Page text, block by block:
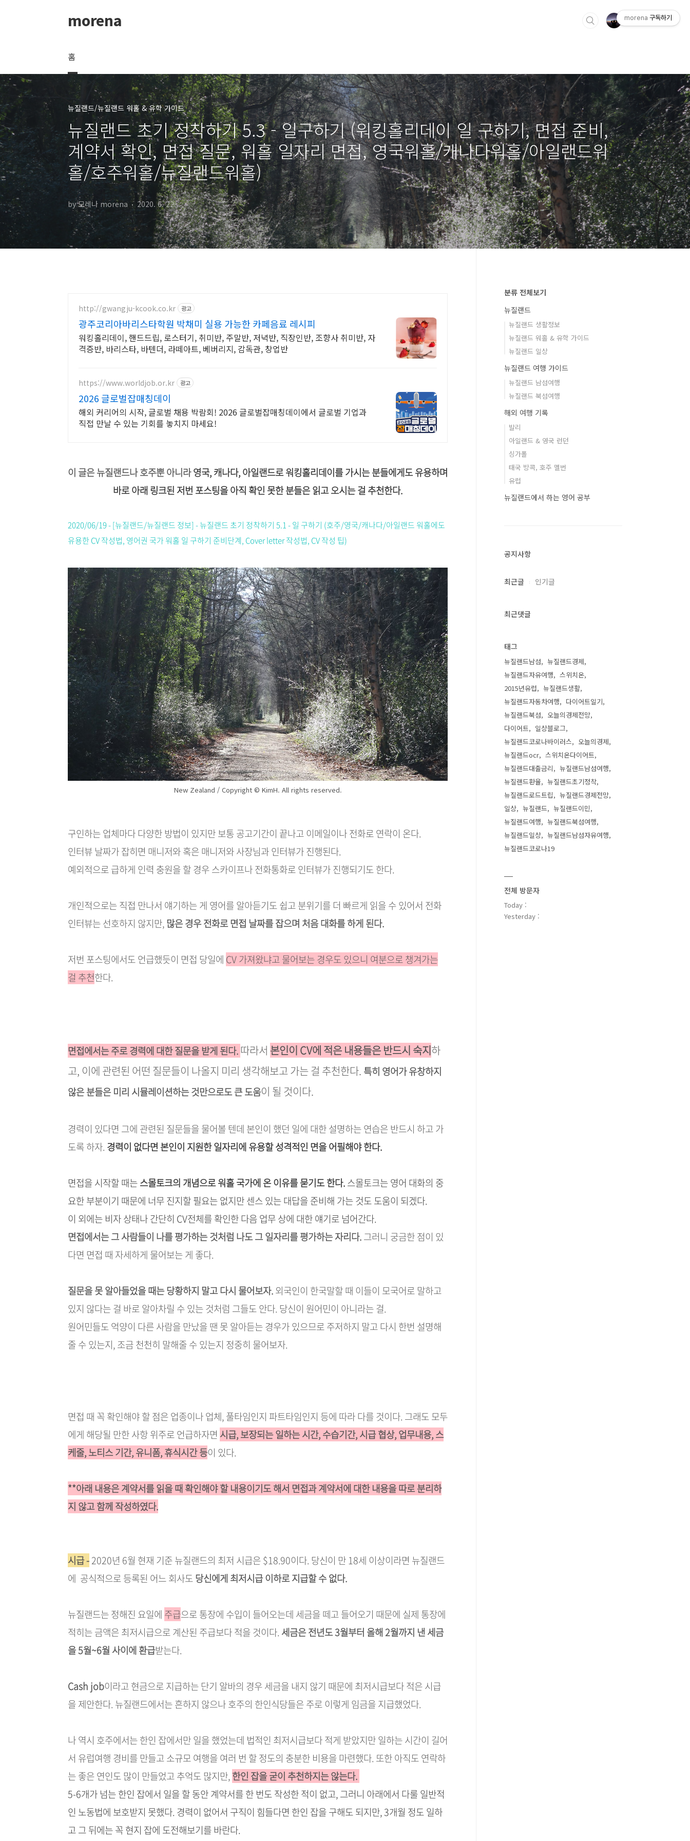
morena
홈
뉴질랜드/뉴질랜드 워홀 & 유학 가이드
뉴질랜드 초기 정착하기 5.3 - 일구하기 (워킹홀리데이 일 구하기, 면접 준비,
계약서 확인, 면접 질문, 워홀 일자리 면접, 영국워홀/캐나다워홀/아일랜드워
홀/호주워홀/뉴질랜드워홀)
by 모레나 morena 2020. 6. 22.
http://gwangju-kcook.co.kr 광고
광주코리아바리스타학원 박채미 실용 가능한 카페음료 레시피
워킹홀리데이, 핸드드립, 로스터기, 취미반, 주말반, 저녁반, 직장인반, 조향사 취미반, 자
격증반, 바리스타, 바텐더, 라떼아트, 베버리지, 감독관, 창업반
https://www.worldjob.or.kr 광고
2026 글로벌잡매칭데이
해외 커리어의 시작, 글로벌 채용 박람회! 2026 글로벌잡매칭데이에서 글로벌 기업과
직접 만날 수 있는 기회를 놓치지 마세요!
이 글은 뉴질랜드나 호주뿐 아니라영국, 캐나다, 아일랜드로 워킹홀리데이를 가시는 분들에게도 유용하며
바로 아래 링크된 저번 포스팅을 아직 확인 못한 분들은 읽고 오시는 걸 추천한다.
2020/06/19 - [뉴질랜드/뉴질랜드 정보] - 뉴질랜드 초기 정착하기 5.1 - 일 구하기 (호주/영국/캐나다/아일랜드 워홀에도
유용한 CV 작성법, 영어권 국가 워홀 일 구하기 준비단계, Cover letter 작성법, CV 작성 팁)
New Zealand / Copyright © KimH. All rights reserved.
구인하는 업체마다 다양한 방법이 있지만 보통 공고기간이 끝나고 이메일이나 전화로 연락이 온다.
인터뷰 날짜가 잡히면 매니저와 혹은 매니저와 사장님과 인터뷰가 진행된다.
예외적으로 급하게 인력 충원을 할 경우 스카이프나 전화통화로 인터뷰가 진행되기도 한다.
개인적으로는 직접 만나서 얘기하는 게 영어를 알아듣기도 쉽고 분위기를 더 빠르게 읽을 수 있어서 전화
인터뷰는 선호하지 않지만,많은 경우 전화로 면접 날짜를 잡으며 처음 대화를 하게 된다.
저번 포스팅에서도 언급했듯이 면접 당일에 CV 가져왔냐고 물어보는 경우도 있으니 여분으로 챙겨가는
걸 추천한다.
면접에서는 주로 경력에 대한 질문을 받게 된다.따라서 본인이 CV에 적은 내용들은 반드시 숙지하
고, 이에 관련된 어떤 질문들이 나올지 미리 생각해보고 가는 걸 추천한다. 특히 영어가 유창하지
않은 분들은 미리 시뮬레이션하는 것만으로도 큰 도움이 될 것이다.
경력이 있다면 그에 관련된 질문들을 물어볼 텐데 본인이 했던 일에 대한 설명하는 연습은 반드시 하고 가
도록 하자. 경력이 없다면 본인이 지원한 일자리에 유용할 성격적인 면을 어필해야 한다.
면접을 시작할 때는스몰토크의 개념으로 워홀 국가에 온 이유를 묻기도 한다.스몰토크는 영어 대화의 중
요한 부분이기 때문에 너무 진지할 필요는 없지만 센스 있는 대답을 준비해 가는 것도 도움이 되겠다.
이 외에는 비자 상태나 간단히 CV전체를 확인한 다음 업무 상에 대한 얘기로 넘어간다.
면접에서는 그 사람들이 나를 평가하는 것처럼 나도 그 일자리를 평가하는 자리다.그러니 궁금한 점이 있
다면 면접 때 자세하게 물어보는 게 좋다.
질문을 못 알아들었을 때는 당황하지 말고 다시 물어보자.외국인이 한국말할 때 이들이 모국어로 말하고
있지 않다는 걸 바로 알아차릴 수 있는 것처럼 그들도 안다. 당신이 원어민이 아니라는 걸.
원어민들도 억양이 다른 사람을 만났을 땐 못 알아듣는 경우가 있으므로 주저하지 말고 다시 한번 설명해
줄 수 있는지, 조금 천천히 말해줄 수 있는지 정중히 물어보자.
면접 때 꼭 확인해야 할 점은 업종이나 업체, 풀타임인지 파트타임인지 등에 따라 다를 것이다. 그래도 모두
에게 해당될 만한 사항 위주로 언급하자면 시급, 보장되는 일하는 시간, 수습기간, 시급 협상, 업무내용, 스
케줄, 노티스 기간, 유니폼, 휴식시간 등이 있다.
**아래 내용은 계약서를 읽을 때 확인해야 할 내용이기도 해서 면접과 계약서에 대한 내용을 따로 분리하
지 않고 함께 작성하였다.
시급 -2020년 6월 현재 기준 뉴질랜드의 최저 시급은 $18.90이다. 당신이 만 18세 이상이라면 뉴질랜드
에 공식적으로 등록된 어느 회사도당신에게 최저시급 이하로 지급할 수 없다.
뉴질랜드는 정해진 요일에 주급으로 통장에 수입이 들어오는데 세금을 떼고 들어오기 때문에 실제 통장에
적히는 금액은 최저시급으로 계산된 주급보다 적을 것이다. 세금은 전년도 3월부터 올해 2월까지 낸 세금
을 5월~6월 사이에 환급받는다.
Cash job이라고 현금으로 지급하는 단기 알바의 경우 세금을 내지 않기 때문에 최저시급보다 적은 시급
을 제안한다. 뉴질랜드에서는 흔하지 않으나 호주의 한인식당들은 주로 이렇게 임금을 지급했었다.
나 역시 호주에서는 한인 잡에서만 일을 했었는데 법적인 최저시급보다 적게 받았지만 일하는 시간이 길어
서 유럽여행 경비를 만들고 소규모 여행을 여러 번 할 정도의 충분한 비용을 마련했다. 또한 아직도 연락하
는 좋은 연인도 많이 만들었고 추억도 많지만,한인 잡을 굳이 추천하지는 않는다.
5-6개가 넘는 한인 잡에서 일을 할 동안 계약서를 한 번도 작성한 적이 없고, 그러니 아래에서 다룰 일반적
인 노동법에 보호받지 못했다. 경력이 없어서 구직이 힘들다면 한인 잡을 구해도 되지만, 3개월 정도 일하
고 그 뒤에는 꼭 현지 잡에 도전해보기를 바란다.
분류 전체보기
뉴질랜드
뉴질랜드 생활정보
뉴질랜드 워홀 & 유학 가이드
뉴질랜드 일상
뉴질랜드 여행 가이드
뉴질랜드 남섬여행
뉴질랜드 북섬여행
해외 여행 기록
발리
아일랜드 & 영국 런던
싱가폴
태국 방콕, 호주 멜번
유럽
뉴질랜드에서 하는 영어 공부
공지사항
최근글 인기글
최근댓글
태그
뉴질랜드남섬
뉴질랜드경제
뉴질랜드자유여행
스위치온
2015년유럽
뉴질랜드생활
뉴질랜드자동차여행
다이어트일기
뉴질랜드북섬
오늘의경제전망
다이어트
일상블로그
뉴질랜드코로나바이러스
오늘의경제
뉴질랜드ocr
스위치온다이어트
뉴질랜드대출금리
뉴질랜드남섬여행
뉴질랜드환율
뉴질랜드초기정착
뉴질랜드로드트립
뉴질랜드경제전망
일상
뉴질랜드
뉴질랜드이민
뉴질랜드여행
뉴질랜드북섬여행
뉴질랜드일상
뉴질랜드남섬자유여행
뉴질랜드코로나19
전체 방문자
Today :
Yesterday :
morena 구독하기